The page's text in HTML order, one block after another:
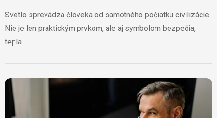
Svetlo sprevádza človeka od samotného počiatku civilizácie.
Nie je len praktickým prvkom, ale aj symbolom bezpečia,
tepla …